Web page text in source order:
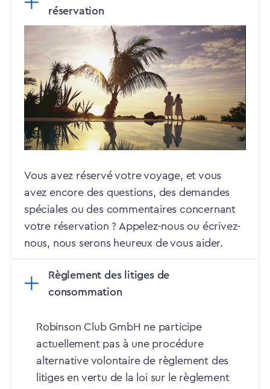
réservation
Vous avez réservé votre voyage, et vous
avez encore des questions, des demandes
spéciales ou des commentaires concernant
votre réservation ? Appelez-nous ou écrivez-
nous, nous serons heureux de vous aider.
Règlement des litiges de
consommation
Robinson Club GmbH ne participe
actuellement pas à une procédure
alternative volontaire de règlement des
litiges en vertu de la loi sur le règlement